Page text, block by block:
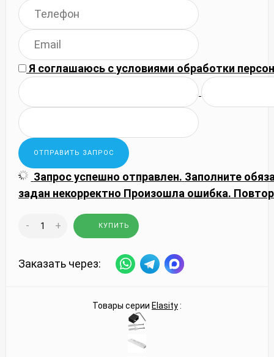
Я соглашаюсь сусловиями обработки
Запрос успешно отправлен. Заполните
задан некорректно Произошла ошибка.
- + КУПИТЬ
Заказать через:
Товары серии Elasity: